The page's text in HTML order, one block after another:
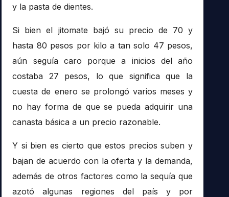
y la pasta de dientes.
Si bien el jitomate bajó su precio de 70 y
hasta 80 pesos por kilo a tan solo 47 pesos,
aún seguía caro porque a inicios del año
costaba 27 pesos, lo que significa que la
cuesta de enero se prolongó varios meses y
no hay forma de que se pueda adquirir una
canasta básica a un precio razonable.
Y si bien es cierto que estos precios suben y
bajan de acuerdo con la oferta y la demanda,
además de otros factores como la sequía que
azotó algunas regiones del país y por